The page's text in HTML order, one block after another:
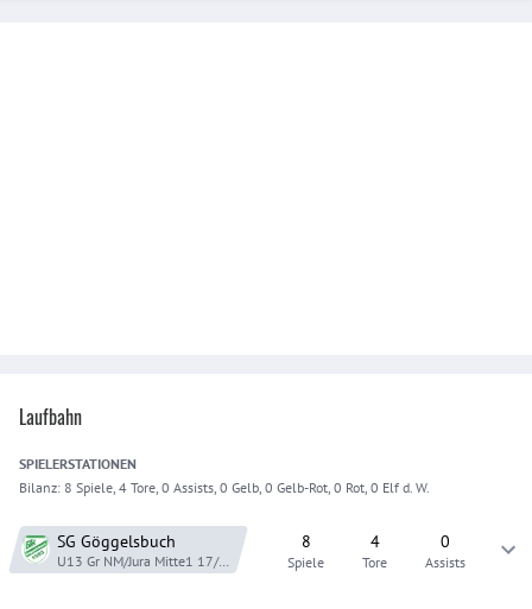
Laufbahn
SPIELERSTATIONEN
Bilanz: 8 Spiele, 4 Tore, 0 Assists, 0 Gelb, 0 Gelb-Rot, 0 Rot, 0 Elf d. W.
SG Göggelsbuch
U13 Gr NM/Jura Mitte1 17/18
8
Spiele
4
Tore
0
Assists